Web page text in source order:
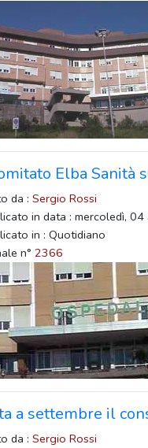
Elba Sanità
da : Sergio Rossi
in data : mercoledì,
in : Quotidiano
n° 2366
a settembre il
da : Sergio Rossi